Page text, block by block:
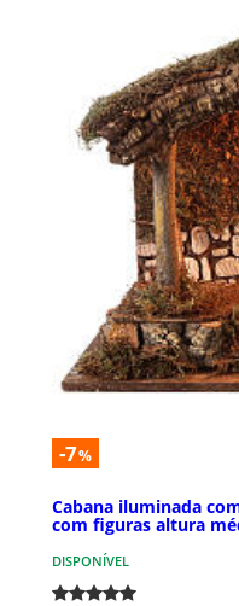
-7%
Cabana iluminada
com figuras altura
DISPONÍVEL